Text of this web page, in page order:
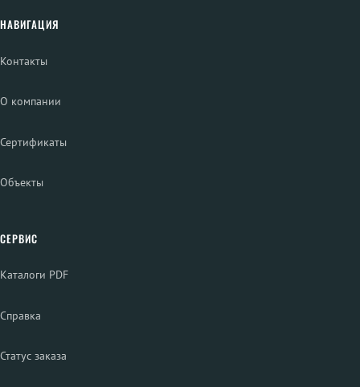
НАВИГАЦИЯ
Контакты
О компании
Сертификаты
Объекты
СЕРВИС
Каталоги PDF
Справка
Статус заказа